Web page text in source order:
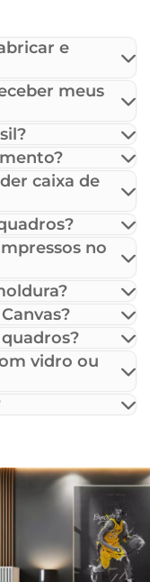
e
meus
caixa de
no
vidro ou